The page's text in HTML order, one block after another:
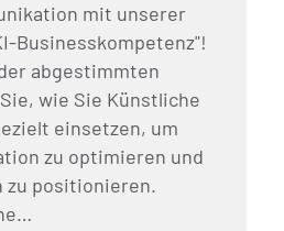
mit unserer
Businesskompetenz"!
abgestimmten
wie Sie Künstliche
einsetzen, um
zu optimieren und
zu positionieren.